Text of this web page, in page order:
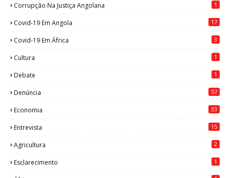
Corrupção Na Justiça Angolana 1
Covid-19 Em Angola 17
Covid-19 Em África 3
Cultura 1
Debate 1
Denúncia 57
Economia 33
Entrevista 15
Agricultura 2
Esclarecimento 1